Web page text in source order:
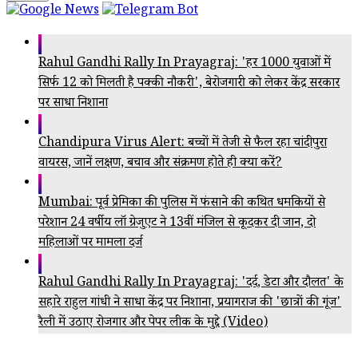
Rahul Gandhi Rally In Prayagraj: 'हर 1000 युवाओं में
सिर्फ 12 को मिलती है पक्की नौकरी', बेरोजगारी को लेकर केंद्र सरकार
पर साधा निशाना
Chandipura Virus Alert: बच्चों में तेजी से फैल रहा चांदीपुरा
वायरस, जानें लक्षण, बचाव और संक्रमण होते ही क्या करें?
Mumbai: पूर्व प्रेमिका की पुलिस में फंसाने की कथित धमकियों से
परेशान 24 वर्षीय लॉ ग्रेजुएट ने 13वीं मंजिल से कूदकर दी जान, दो
महिलाओं पर मामला दर्ज
Rahul Gandhi Rally In Prayagraj: 'दर्द, डेटा और दौलत' के
सहारे राहुल गांधी ने साधा केंद्र पर निशाना, प्रयागराज की 'छात्रों की गूंज'
रैली में उठाए रोजगार और पेपर लीक के मुद्दे (Video)